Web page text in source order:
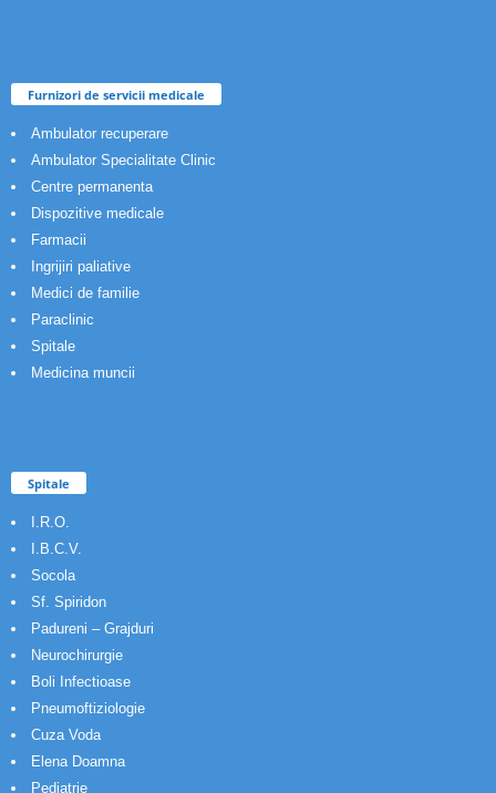
Furnizori de servicii medicale
Ambulator recuperare
Ambulator Specialitate Clinic
Centre permanenta
Dispozitive medicale
Farmacii
Ingrijiri paliative
Medici de familie
Paraclinic
Spitale
Medicina muncii
Spitale
I.R.O.
I.B.C.V.
Socola
Sf. Spiridon
Padureni – Grajduri
Neurochirurgie
Boli Infectioase
Pneumoftiziologie
Cuza Voda
Elena Doamna
Pediatrie